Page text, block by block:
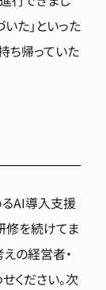
た」といった
ち帰っていた
るAI導入支援
修を続けてま
えの経営者・
ください。次